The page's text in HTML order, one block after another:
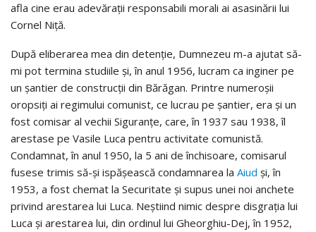
afla cine erau adevărații responsabili morali ai asasinării lui
Cornel Niță.
După eliberarea mea din detenție, Dumnezeu m-a ajutat să-
mi pot termina studiile și, în anul 1956, lucram ca inginer pe
un șantier de construcții din Bărăgan. Printre numeroșii
oropsiți ai regimului comunist, ce lucrau pe șantier, era și un
fost comisar al vechii Siguranțe, care, în 1937 sau 1938, îl
arestase pe Vasile Luca pentru activitate comunistă.
Condamnat, în anul 1950, la 5 ani de închisoare, comisarul
fusese trimis să-și ispășească condamnarea la Aiud și, în
1953, a fost chemat la Securitate și supus unei noi anchete
privind arestarea lui Luca. Neștiind nimic despre disgrația lui
Luca și arestarea lui, din ordinul lui Gheorghiu-Dej, în 1952,